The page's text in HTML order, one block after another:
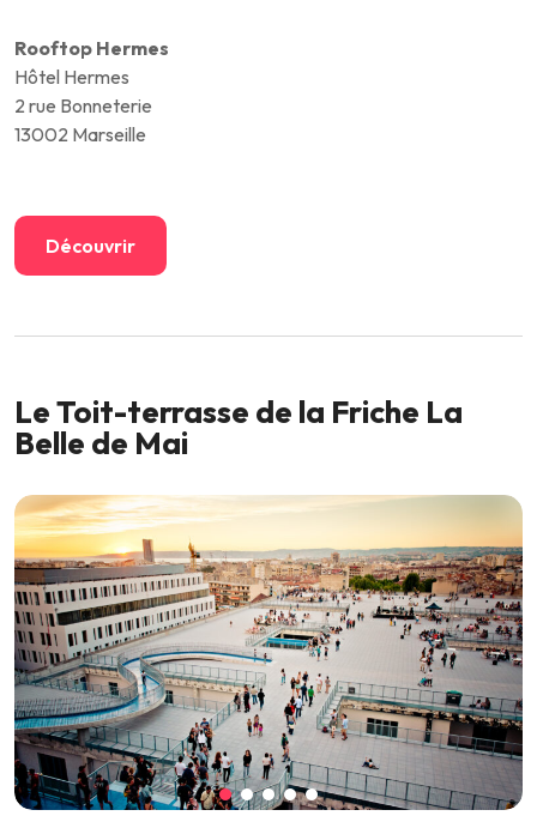
Rooftop Hermes
Hôtel Hermes
2 rue Bonneterie
13002 Marseille
Découvrir
Le Toit-terrasse de la Friche La
Belle de Mai